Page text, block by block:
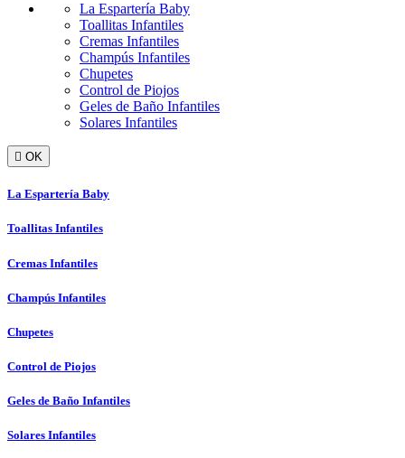
La Espartería Baby
Toallitas Infantiles
Cremas Infantiles
Champús Infantiles
Chupetes
Control de Piojos
Geles de Baño Infantiles
Solares Infantiles
 OK
La Espartería Baby
Toallitas Infantiles
Cremas Infantiles
Champús Infantiles
Chupetes
Control de Piojos
Geles de Baño Infantiles
Solares Infantiles